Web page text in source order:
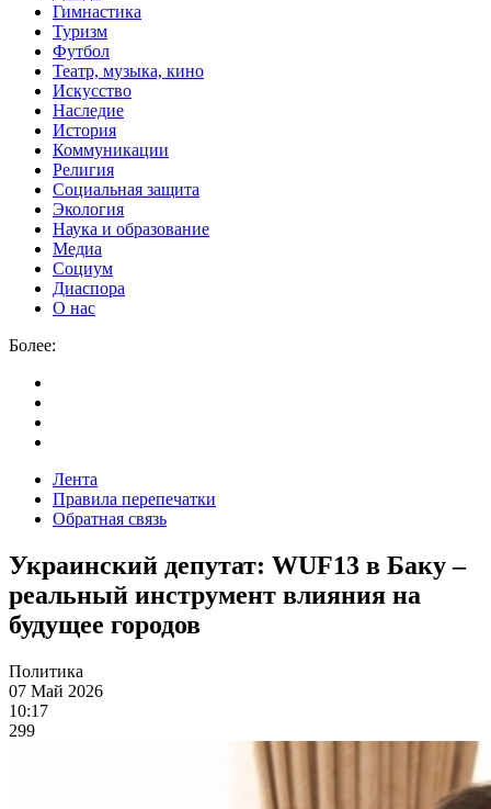
Гимнастика
Туризм
Футбол
Театр, музыка, кино
Искусство
Наследие
История
Коммуникации
Религия
Социальная защита
Экология
Наука и образование
Медиа
Социум
Диаспора
О нас
Более:
Лента
Правила перепечатки
Обратная связь
Украинский депутат: WUF13 в Баку –
реальный инструмент влияния на
будущее городов
Политика
07 Май 2026
10:17
299